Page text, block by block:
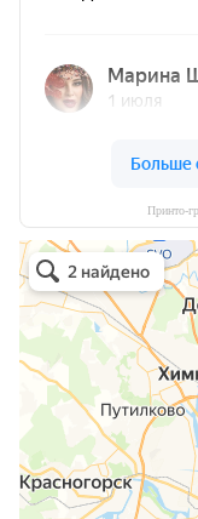
Принто-
Принто-граф